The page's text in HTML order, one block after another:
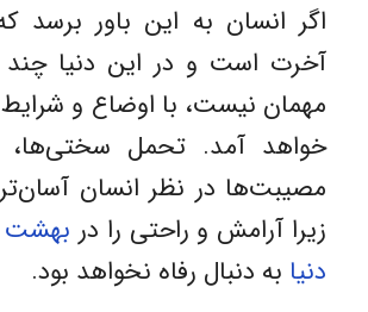
اگر انسان به این باور برسد
آخرت است و در این دنیا چند
مهمان نیست، با اوضاع و شرایط
خواهد آمد. تحمل سختی‌ها،
مصیبت‌ها در نظر انسان
زیرا آرامش و راحتی را در بهشت
دنیا به دنبال رفاه نخواهد بود.